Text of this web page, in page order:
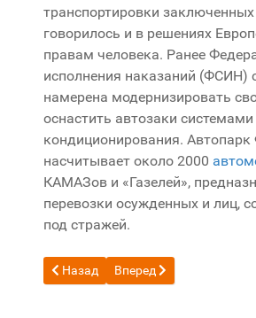
транспортировки
говорилось и в решениях
правам человека. Ранее
исполнения наказаний (ФСИН)
намерена модернизировать
оснастить автозаки системами
кондиционирования.
насчитывает около 2000
КАМАЗов и «Газелей»,
перевозки осужденных и лиц,
под стражей.
Предыдущий: Обнаружен первый
Назад Следующий: Выделение
Вперед